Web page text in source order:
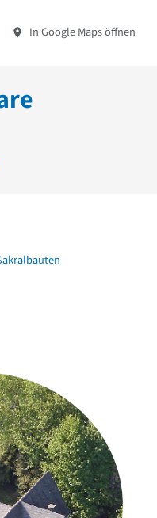
In Google Maps öffnen